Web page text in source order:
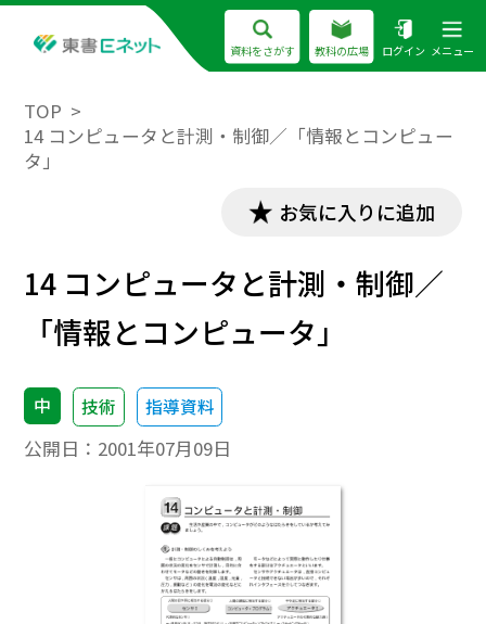
資料をさがす 教科の広場 ログイン メニュー
TOP
14 コンピュータと計測・制御／「情報とコンピュー
タ」
お気に入りに追加
14 コンピュータと計測・制御／
「情報とコンピュータ」
中 技術 指導資料
公開日： 2001年07月09日